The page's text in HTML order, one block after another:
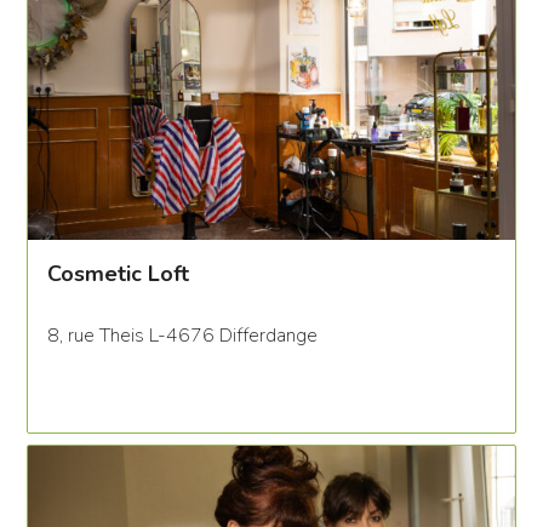
Cosmetic Loft
8, rue Theis L-4676 Differdange